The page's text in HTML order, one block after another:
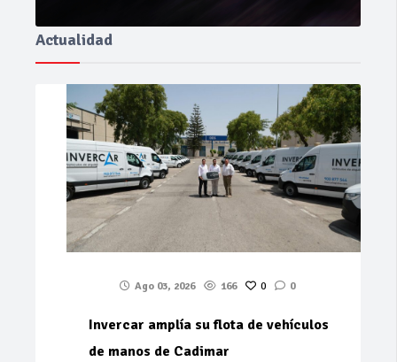
Actualidad
Ago 03, 2026 166 0 0
Invercar amplía su flota de vehículos
de manos de Cadimar